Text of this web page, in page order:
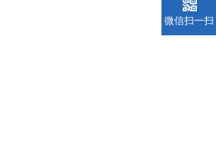
微信扫一扫